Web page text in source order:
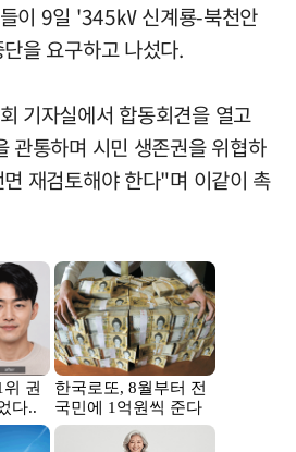
이 9일 '345㎸ 신계룡-북천안
을 요구하고 나섰다.
기자실에서 합동회견을 열고
관통하며 시민 생존권을 위협하
재검토해야 한다"며 이같이 촉